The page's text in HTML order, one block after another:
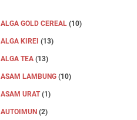
ALGA GOLD CEREAL (10)
ALGA KIREI (13)
ALGA TEA (13)
ASAM LAMBUNG (10)
ASAM URAT (1)
AUTOIMUN (2)